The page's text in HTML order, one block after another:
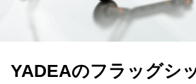
YADEAのフラッグシ